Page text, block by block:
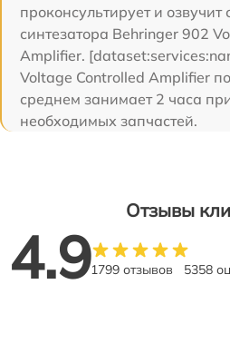
проконсультирует и озвучит
синтезатора Behringer 902
Amplifier.
Voltage Controlled Amplifier
среднем занимает 2 часа
необходимых запчастей.
Отзывы
4.91799 отзывов 5358